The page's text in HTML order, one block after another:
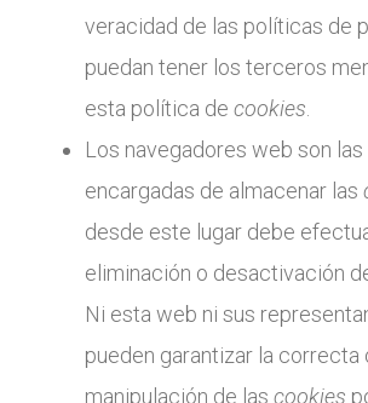
veracidad de las políticas de
puedan tener los terceros
esta política de cookies.
Los navegadores web son
encargadas de almacenar las
desde este lugar debe
eliminación o desactivación
Ni esta web ni sus
pueden garantizar la correcta
manipulación de las cookies